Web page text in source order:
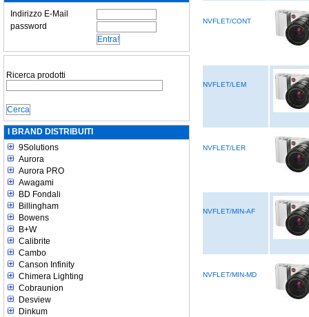
Indirizzo E-Mail
password
Ricerca prodotti
I BRAND DISTRIBUITI
9Solutions
Aurora
Aurora PRO
Awagami
BD Fondali
Billingham
Bowens
B+W
Calibrite
Cambo
Canson Infinity
Chimera Lighting
Cobraunion
Desview
Dinkum
NVFLET/CONT
NVFLET/LEM
NVFLET/LER
NVFLET/MIN-AF
NVFLET/MIN-MD